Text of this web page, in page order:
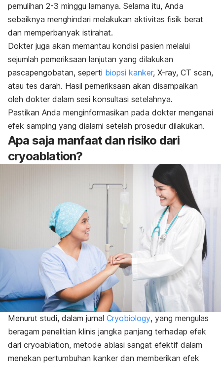
pemulihan 2-3 minggu lamanya. Selama itu, Anda
sebaiknya menghindari melakukan aktivitas fisik berat
dan memperbanyak istirahat.
Dokter juga akan memantau kondisi pasien melalui
sejumlah pemeriksaan lanjutan yang dilakukan
pascapengobatan, seperti biopsi kanker, X-ray, CT scan,
atau tes darah. Hasil pemeriksaan akan disampaikan
oleh dokter dalam sesi konsultasi setelahnya.
Pastikan Anda menginformasikan pada dokter mengenai
efek samping yang dialami setelah prosedur dilakukan.
Apa saja manfaat dan risiko dari
cryoablation?
Menurut studi, dalam jurnal Cryobiology, yang mengulas
beragam penelitian klinis jangka panjang terhadap efek
dari cryoablation, metode ablasi sangat efektif dalam
menekan pertumbuhan kanker dan memberikan efek